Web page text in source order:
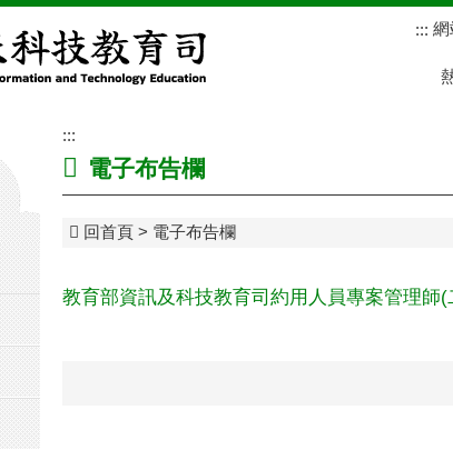
::: 網
:::
電子布告欄
回首頁 電子布告欄
教育部資訊及科技教育司約用人員專案管理師